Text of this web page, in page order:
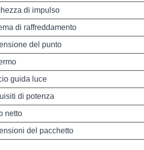
di impulso
di raffreddamento
del punto
guida luce
di potenza
netto
del pacchetto